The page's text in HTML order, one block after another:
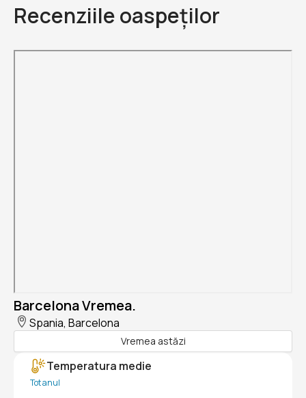
Recenziile oaspeților
Barcelona Vremea.
Spania, Barcelona
Vremea astăzi
Temperatura medie
Tot anul